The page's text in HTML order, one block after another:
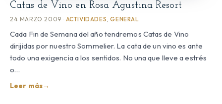
Catas de Vino en Rosa Agustina Resort
24 MARZO 2009 · ACTIVIDADES ,GENERAL
Cada Fin de Semana del año tendremos Catas de Vino
dirijidas por nuestro Sommelier. La cata de un vino es ante
todo una exigencia a los sentidos. No una que lleve a estrés
o…
Leer más→